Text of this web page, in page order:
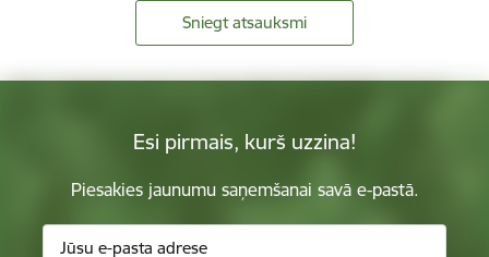
Sniegt atsauksmi
Esi pirmais, kurš uzzina!
Piesakies jaunumu saņemšanai savā e-pastā.